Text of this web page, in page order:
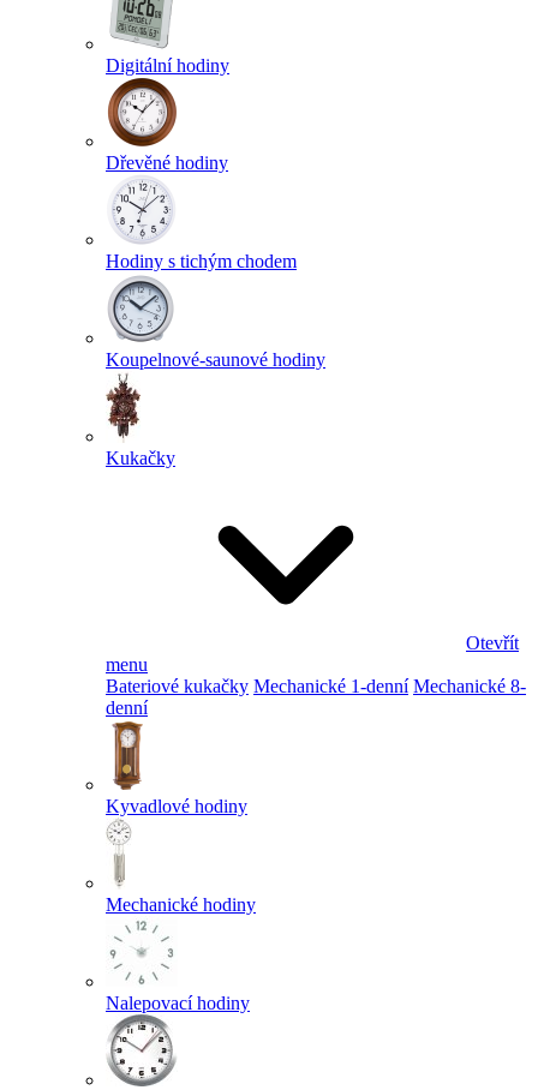
Digitální hodiny
Dřevěné hodiny
Hodiny s tichým chodem
Koupelnové-saunové hodiny
Kukačky
Otevřít
menu
Bateriové kukačky Mechanické 1-denní Mechanické 8-
denní
Kyvadlové hodiny
Mechanické hodiny
Nalepovací hodiny